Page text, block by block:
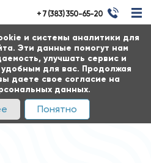
и системы аналитики для
Эти данные помогут нам
улучшать сервис и
для вас. Продолжая
даете свое согласие на
данных.
Понятно
+ 7 (383) 350-65-20